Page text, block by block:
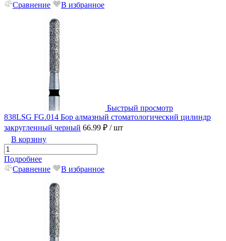
Сравнение
В избранное
Быстрый просмотр
838LSG FG.014 Бор алмазный стоматологический цилиндр
закругленный черный 66.99 ₽ / шт
В корзину
Подробнее
Сравнение
В избранное